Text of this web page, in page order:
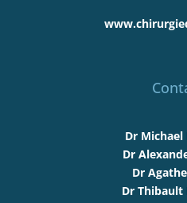
Dr Michael
Dr
Dr
Dr Thibault